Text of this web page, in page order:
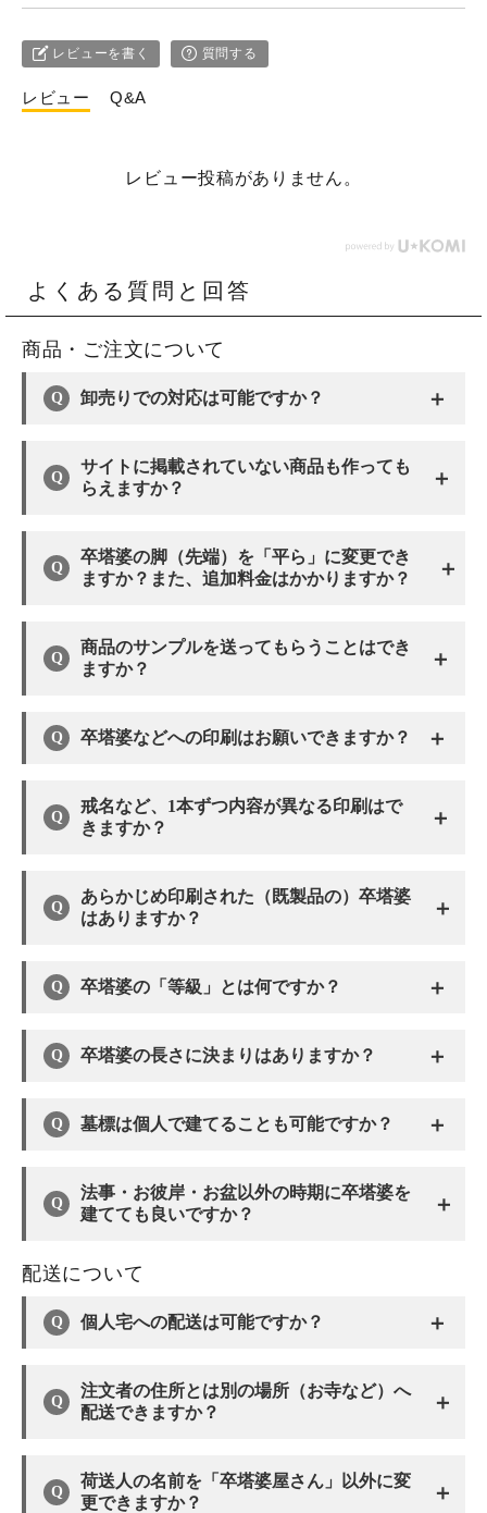
レビューを書く 質問する
レビュー Q&A
レビュー投稿がありません。
よくある質問と回答
商品・ご注文について
卸売りでの対応は可能ですか？ ＋
サイトに掲載されていない商品も作っても
らえますか？
＋
卒塔婆の脚（先端）を「平ら」に変更でき
ますか？また、追加料金はかかりますか？
＋
商品のサンプルを送ってもらうことはでき
ますか？
＋
卒塔婆などへの印刷はお願いできますか？ ＋
戒名など、1本ずつ内容が異なる印刷はで
きますか？
＋
あらかじめ印刷された（既製品の）卒塔婆
はありますか？
＋
卒塔婆の「等級」とは何ですか？ ＋
卒塔婆の長さに決まりはありますか？ ＋
墓標は個人で建てることも可能ですか？ ＋
法事・お彼岸・お盆以外の時期に卒塔婆を
建てても良いですか？
＋
配送について
個人宅への配送は可能ですか？ ＋
注文者の住所とは別の場所（お寺など）へ
配送できますか？
＋
荷送人の名前を「卒塔婆屋さん」以外に変
更できますか？
＋